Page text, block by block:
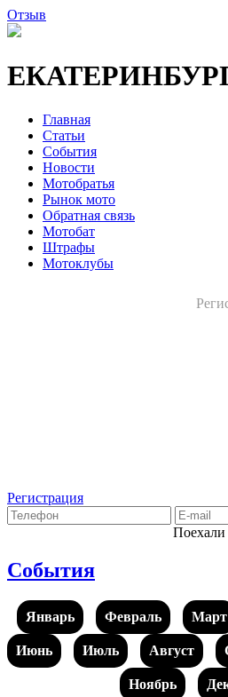
Отзыв
Главная
Статьи
События
Новости
Мотобратья
Рынок мото
Обратная связь
Мотобат
Штрафы
Мотоклубы
Регистрация
Поехали
События
Январь Февраль Март
Июнь Июль Август
Ноябрь